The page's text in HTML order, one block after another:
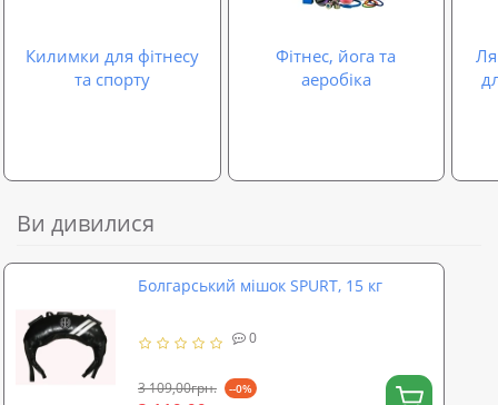
Килимки для фітнесу
та спорту
Фітнес, йога та
аеробіка
Ви дивилися
Болгарський мішок SPURT, 15 кг
0
3 109,00грн. --0%